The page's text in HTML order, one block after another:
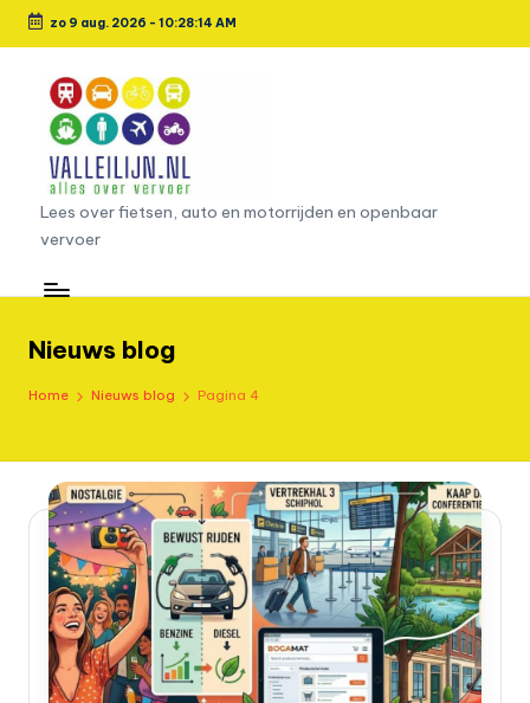
Ga
inhoud
zo 9 aug. 2026 - 10:28:15 AM
L
e
e
s
o
v
r
fi
e
t
s
e
Lees over fietsen, auto en motorrijden en openbaar
vervoer
Nieuws blog
Home Nieuws blog Pagina 4